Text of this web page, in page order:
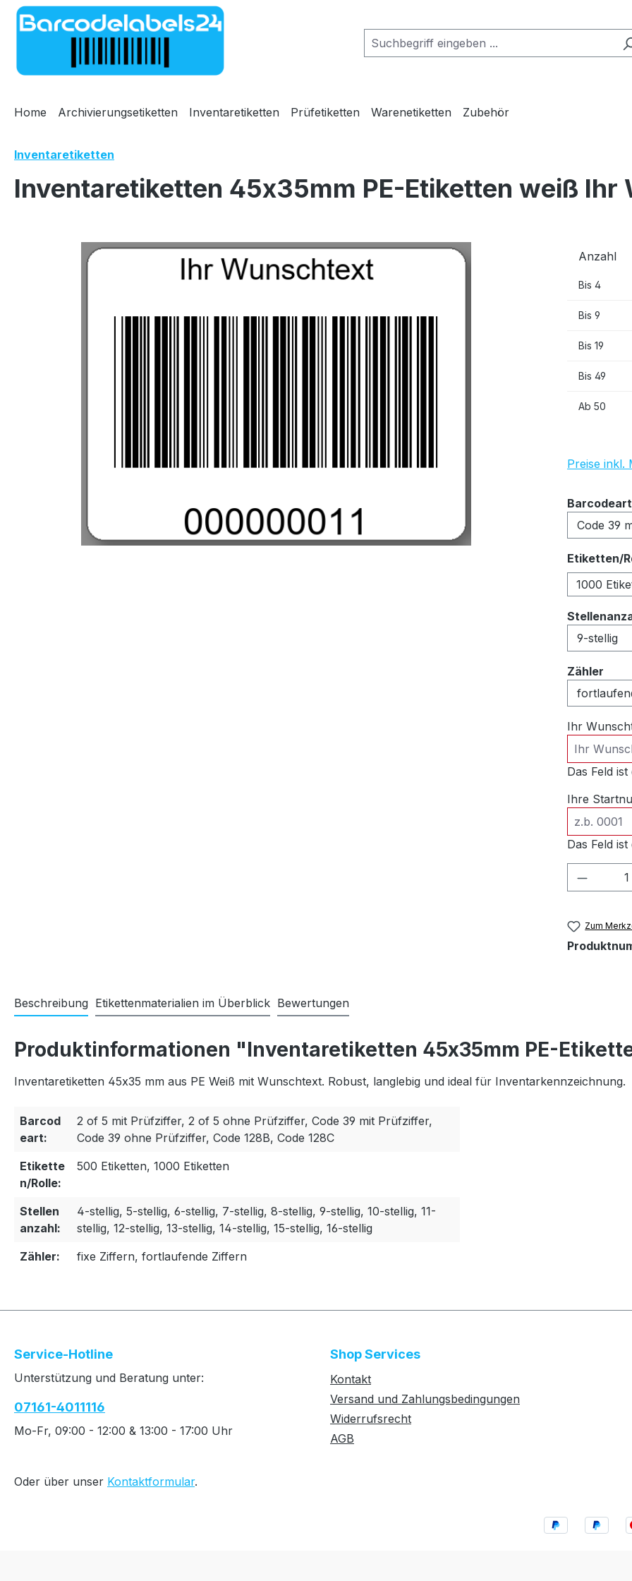
Hauptinhalt springen
Zur Suche springen
Zur Hauptnavigation springen
Home Archivierungsetiketten Inventaretiketten Prüfetiketten Warenetiketten Zubehör
Inventaretiketten
Inventaretiketten 45x35mm PE-Etiketten weiß Ihr
Bildergalerie überspringen Anzahl
Bis 4
Bis 9
Bis 19
Bis 49
Ab 50
Preise inkl.
Barcodeart
Etiketten/
1000
Zähler
Ihr
Das Feld
Ihre
Das Feld
Zum
Beschreibung Etikettenmaterialien im Überblick Bewertungen
Produktinformationen "Inventaretiketten 45x35mm PE-
Inventaretiketten 45x35 mm aus PE Weiß mit Wunschtext. Robust, langlebig und ideal für Inventarkennzeichnung.
Barcod
eart:
2 of 5 mit Prüfziffer, 2 of 5 ohne Prüfziffer, Code 39 mit Prüfziffer,
Code 39 ohne Prüfziffer, Code 128B, Code 128C
Etikette
n/Rolle:
500 Etiketten, 1000 Etiketten
Stellen
anzahl:
4-stellig, 5-stellig, 6-stellig, 7-stellig, 8-stellig, 9-stellig, 10-stellig, 11-
stellig, 12-stellig, 13-stellig, 14-stellig, 15-stellig, 16-stellig
Zähler:
fixe Ziffern, fortlaufende Ziffern
Service-Hotline
Unterstützung und Beratung unter:
07161-4011116
Mo-Fr, 09:00 - 12:00 & 13:00 - 17:00 Uhr
Oder über unser Kontaktformular.
Shop Services
Kontakt
Versand und Zahlungsbedingungen
Widerrufsrecht
AGB